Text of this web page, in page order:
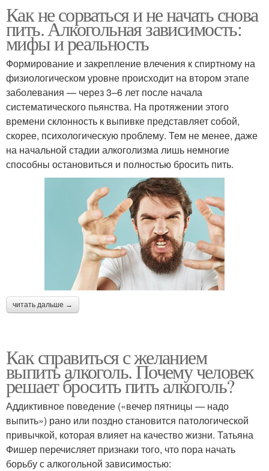
Как не сорваться и не начать снова
пить. Алкогольная зависимость:
мифы и реальность
Формирование и закрепление влечения к спиртному на
физиологическом уровне происходит на втором этапе
заболевания — через 3–6 лет после начала
систематического пьянства. На протяжении этого
времени склонность к выпивке представляет собой,
скорее, психологическую проблему. Тем не менее, даже
на начальной стадии алкоголизма лишь немногие
способны остановиться и полностью бросить пить.
читать дальше →
Как справиться с желанием
выпить алкоголь. Почему человек
решает бросить пить алкоголь?
Аддиктивное поведение («вечер пятницы — надо
выпить») рано или поздно становится патологической
привычкой, которая влияет на качество жизни. Татьяна
Фишер перечисляет признаки того, что пора начать
борьбу с алкогольной зависимостью: